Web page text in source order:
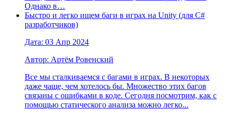
Однако в…
Быстро и легко ищем баги в играх на Unity (для C#
разработчиков)
Дата: 03 Апр 2024
Автор: Артём Ровенский
Все мы сталкиваемся с багами в играх. В некоторых
даже чаще, чем хотелось бы. Множество этих багов
связаны с ошибками в коде. Сегодня посмотрим, как с
помощью статического анализа можно легко...